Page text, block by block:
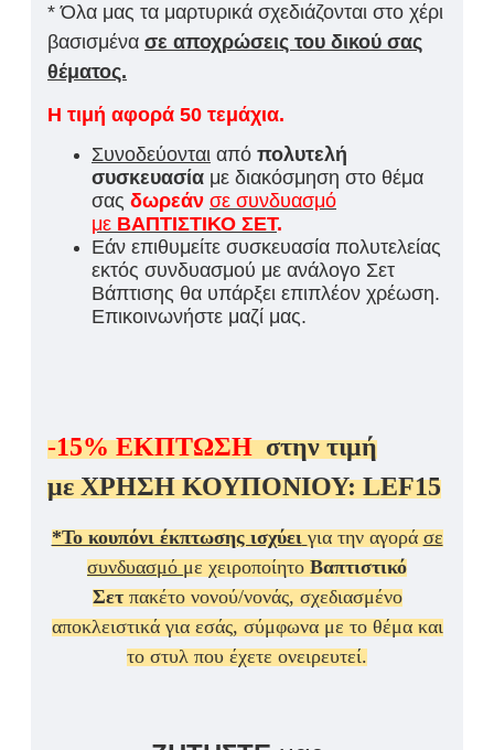
* Όλα μας τα μαρτυρικά σχεδιάζονται στο χέρι
βασισμένα σε αποχρώσεις του δικού σας
θέματος.
Η τιμή αφορά 50 τεμάχια.
Συνοδεύονται από πολυτελή
συσκευασία με διακόσμηση στο θέμα
σας δωρεάν σε συνδυασμό
με ΒΑΠΤΙΣΤΙΚΟ ΣΕΤ.
Εάν επιθυμείτε συσκευασία πολυτελείας
εκτός συνδυασμού με ανάλογο Σετ
Βάπτισης θα υπάρξει επιπλέον χρέωση.
Επικοινωνήστε μαζί μας.
-15%ΕΚΠΤΩΣΗ στην τιμή
μεΧΡΗΣΗ ΚΟΥΠΟΝΙΟΥ: LEF15
*Το κουπόνι έκπτωσης ισχύει για την αγορά σε
συνδυασμό με χειροποίητο Βαπτιστικό
Σετ πακέτο νονού/νονάς, σχεδιασμένο
αποκλειστικά για εσάς, σύμφωνα με το θέμα και
το στυλ που έχετε ονειρευτεί.